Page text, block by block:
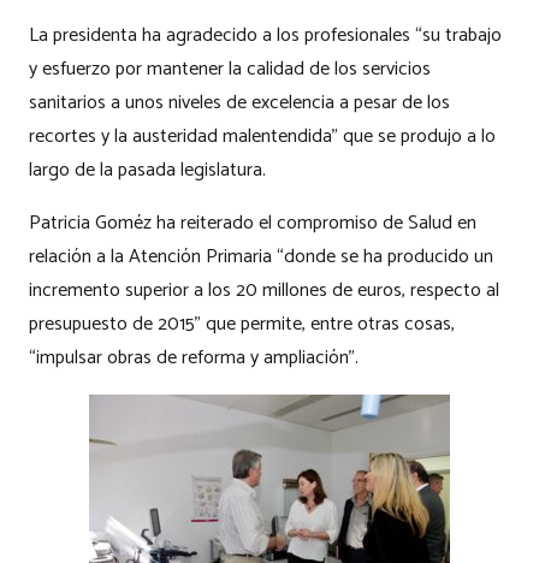
La presidenta ha agradecido a los profesionales “su trabajo
y esfuerzo por mantener la calidad de los servicios
sanitarios a unos niveles de excelencia a pesar de los
recortes y la austeridad malentendida” que se produjo a lo
largo de la pasada legislatura.
Patricia Goméz ha reiterado el compromiso de Salud en
relación a la Atención Primaria “donde se ha producido un
incremento superior a los 20 millones de euros, respecto al
presupuesto de 2015” que permite, entre otras cosas,
“impulsar obras de reforma y ampliación”.